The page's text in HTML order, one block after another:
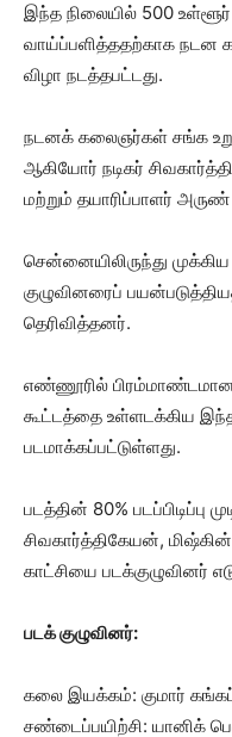
இந்த நிலையில் 500
வாய்ப்பளித்ததற்காக நடன
விழா நடத்தபட்டது.
நடனக் கலைஞர்கள் சங்க
ஆகியோர் நடிகர்
மற்றும் தயாரிப்பாளர்
சென்னையிலிருந்து
குழுவினரைப்
தெரிவித்தனர்.
எண்ணூரில்
கூட்டத்தை உள்ளடக்கிய
படமாக்கப்பட்டுள்ளது.
படத்தின் 80% படப்பிடிப்பு
சிவகார்த்திகேயன்,
காட்சியை படக்குழுவினர்
படக் குழுவினர்:
கலை இயக்கம்: குமார்
சண்டைப்பயிற்சி: யானிக்